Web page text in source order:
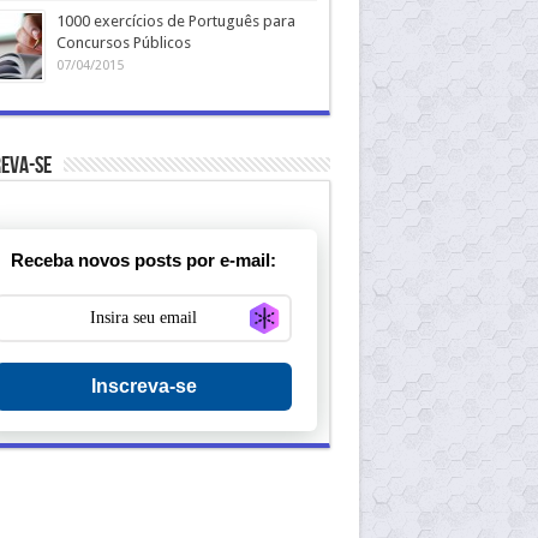
1000 exercícios de Português para
Concursos Públicos
07/04/2015
se
Receba novos posts por e-mail:
Inscreva-se